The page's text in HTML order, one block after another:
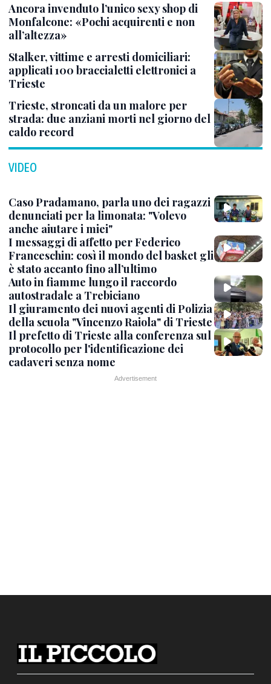
Ancora invenduto l’unico sexy shop di
Monfalcone: «Pochi acquirenti e non
all’altezza»
Stalker, vittime e arresti domiciliari:
applicati 100 braccialetti elettronici a
Trieste
Trieste, stroncati da un malore per
strada: due anziani morti nel giorno del
caldo record
VIDEO
Caso Pradamano, parla uno dei ragazzi
denunciati per la limonata: "Volevo
anche aiutare i miei"
I messaggi di affetto per Federico
Franceschin: così il mondo del basket gli
è stato accanto fino all’ultimo
Auto in fiamme lungo il raccordo
autostradale a Trebiciano
Il giuramento dei nuovi agenti di Polizia
della scuola "Vincenzo Raiola" di Trieste
Il prefetto di Trieste alla conferenza sul
protocollo per l'identificazione dei
cadaveri senza nome